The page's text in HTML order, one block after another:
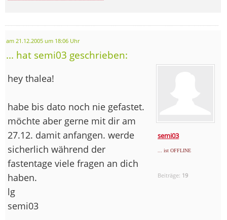
am 21.12.2005 um 18:06 Uhr
... hat semi03 geschrieben:
semi03
... ist OFFLINE
Beiträge: 19
hey thalea!
habe bis dato noch nie gefastet.
möchte aber gerne mit dir am
27.12. damit anfangen. werde
sicherlich während der
fastentage viele fragen an dich
haben.
lg
semi03